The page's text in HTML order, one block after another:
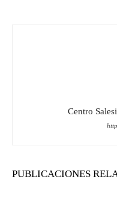
Centro
PUBLICACIONES